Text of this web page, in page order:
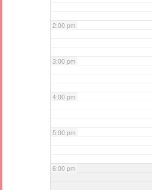
2:00 pm
3:00 pm
4:00 pm
5:00 pm
6:00 pm